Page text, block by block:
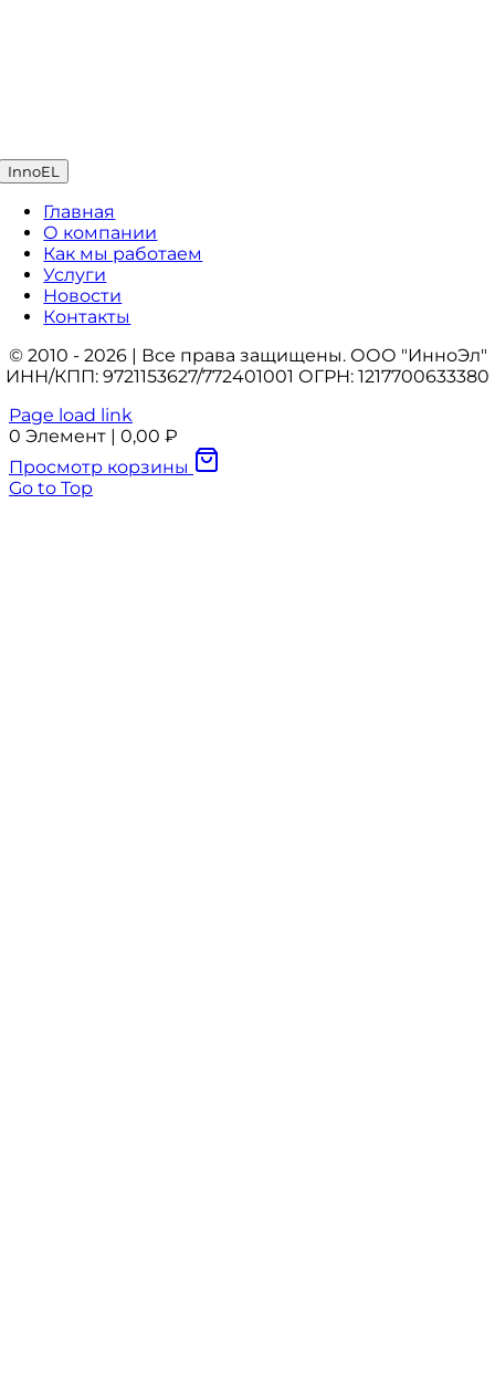
InnoEL
Главная
О компании
Как мы работаем
Услуги
Новости
Контакты
© 2010 - 2026 | Все права защищены. ООО "ИнноЭл"
ИНН/КПП: 9721153627/772401001 ОГРН: 1217700633380
Page load link
0 Элемент | 0,00 ₽
Просмотр корзины
Go to Top